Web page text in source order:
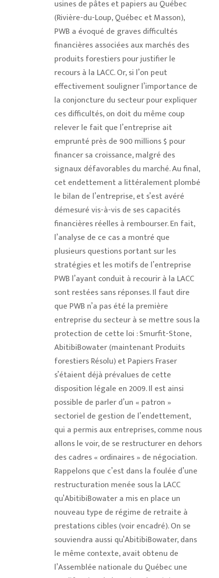
usines de pâtes et papiers au Québec
(Rivière-du-Loup, Québec et Masson),
PWB a évoqué de graves difficultés
financières associées aux marchés des
produits forestiers pour justifier le
recours à la LACC. Or, si l’on peut
effectivement souligner l’importance de
la conjoncture du secteur pour expliquer
ces difficultés, on doit du même coup
relever le fait que l’entreprise ait
emprunté près de 900 millions $ pour
financer sa croissance, malgré des
signaux défavorables du marché. Au final,
cet endettement a littéralement plombé
le bilan de l’entreprise, et s’est avéré
démesuré vis-à-vis de ses capacités
financières réelles à rembourser. En fait,
l’analyse de ce cas a montré que
plusieurs questions portant sur les
stratégies et les motifs de l’entreprise
PWB l’ayant conduit à recourir à la LACC
sont restées sans réponses. Il faut dire
que PWB n’a pas été la première
entreprise du secteur à se mettre sous la
protection de cette loi : Smurfit-Stone,
AbitibiBowater (maintenant Produits
forestiers Résolu) et Papiers Fraser
s’étaient déjà prévalues de cette
disposition légale en 2009. Il est ainsi
possible de parler d’un « patron »
sectoriel de gestion de l’endettement,
qui a permis aux entreprises, comme nous
allons le voir, de se restructurer en dehors
des cadres « ordinaires » de négociation.
Rappelons que c’est dans la foulée d’une
restructuration menée sous la LACC
qu’AbitibiBowater a mis en place un
nouveau type de régime de retraite à
prestations cibles (voir encadré). On se
souviendra aussi qu’AbitibiBowater, dans
le même contexte, avait obtenu de
l’Assemblée nationale du Québec une